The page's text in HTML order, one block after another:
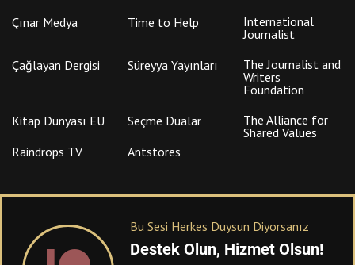
Çınar Medya Time to Help
International
Journalist
Çağlayan Dergisi
Süreyya Yayınları
The Journalist and
Writers
Foundation
Kitap Dünyası EU
Seçme Dualar
The Alliance for
Shared Values
Raindrops TV
Antstores
Bu Sesi Herkes Duysun Diyorsanız
Destek Olun, Hizmet Olsun!